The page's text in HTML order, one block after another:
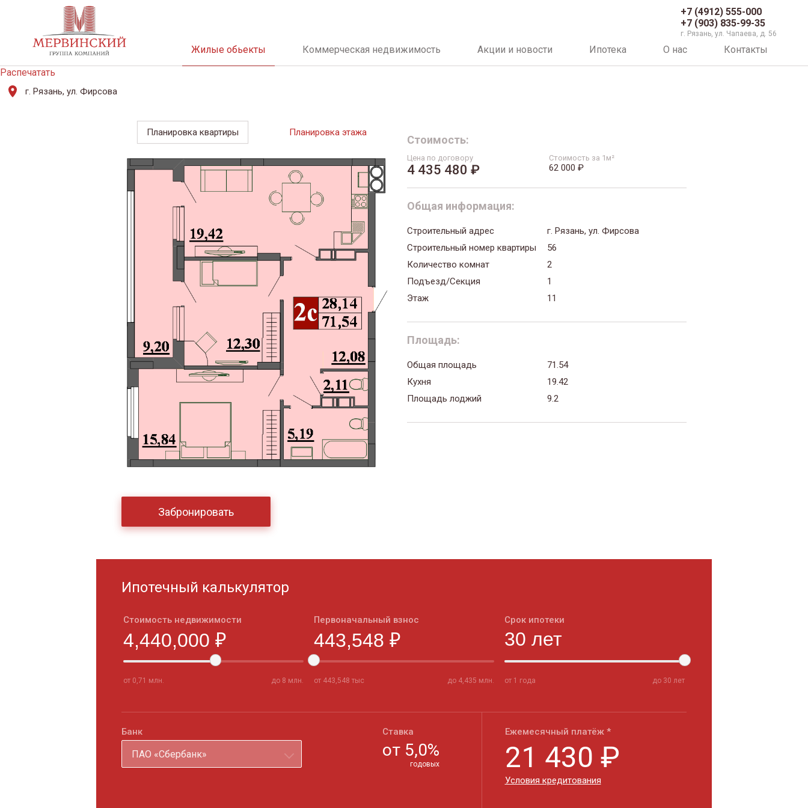
+7 (4912) 555-000
+7 (903) 835-99-35
г. Рязань, ул. Чапаева, д. 56
Жилые обьекты Коммерческая недвижимость Акции и новости Ипотека О нас
Контакты
Распечатать
г. Рязань, ул. Фирсова
Планировка квартиры Планировка этажа
Забронировать
Стоимость:
Цена по договору
4 435 480 ₽
Стоимость за 1м²
62 000 ₽
Общая информация:
Строительный адрес
г. Рязань, ул. Фирсова
Строительный номер квартиры
56
Количество комнат
2
Подъезд/Секция
1
Этаж
11
Площадь:
Общая площадь
71.54
Кухня
19.42
Площадь лоджий
9.2
Ипотечный калькулятор
Стоимость недвижимости
от 0,71 млн. до 8 млн.
Первоначальный взнос
от 443,548 тыс до 4,435 млн.
Срок ипотеки
от 1 года до 30 лет
Банк
ПАО «Сбербанк»
Ставка
от 5,0%
годовых
Ежемесячный платёж *
21 430 ₽
Условия кредитования